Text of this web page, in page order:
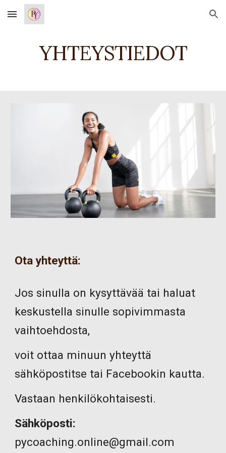
Skip to main content Skip to navigation
YHTEYSTIEDOT
Ota yhteyttä:
Jos sinulla on kysyttävää tai haluat
keskustella sinulle sopivimmasta
vaihtoehdosta,
voit ottaa minuun yhteyttä
sähköpostitse tai Facebookin kautta.
Vastaan henkilökohtaisesti.
Sähköposti:
pycoaching.online@gmail.com